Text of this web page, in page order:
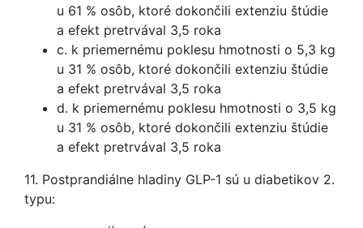
u 61 % osôb, ktoré dokončili extenziu štúdie
a efekt pretrvával 3,5 roka
c. k priemernému poklesu hmotnosti o 5,3 kg
u 31 % osôb, ktoré dokončili extenziu štúdie
a efekt pretrvával 3,5 roka
d. k priemernému poklesu hmotnosti o 3,5 kg
u 31 % osôb, ktoré dokončili extenziu štúdie
a efekt pretrvával 3,5 roka
11. Postprandiálne hladiny GLP-1 sú u diabetikov 2.
typu: